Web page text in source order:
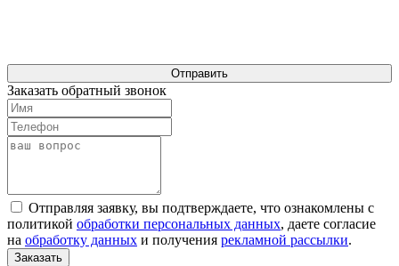
Отправить
Заказать обратный звонок
Отправляя заявку, вы подтверждаете, что ознакомлены с
политикой обработки персональных данных, даете согласие
на обработку данных и получения рекламной рассылки.
Заказать